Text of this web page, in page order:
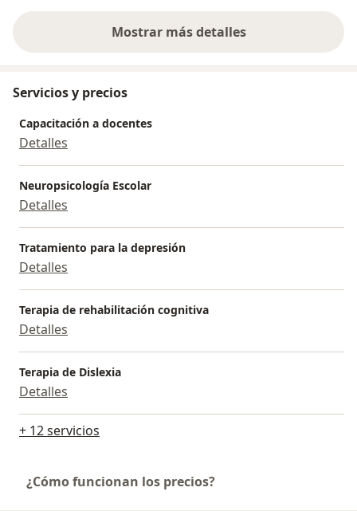
Mostrar más detalles
sobre la experiencia
Servicios y precios
Capacitación a docentes
Detalles
Neuropsicología Escolar
Detalles
Tratamiento para la depresión
Detalles
Terapia de rehabilitación cognitiva
Detalles
Terapia de Dislexia
Detalles
+ 12 servicios
¿Cómo funcionan los precios?